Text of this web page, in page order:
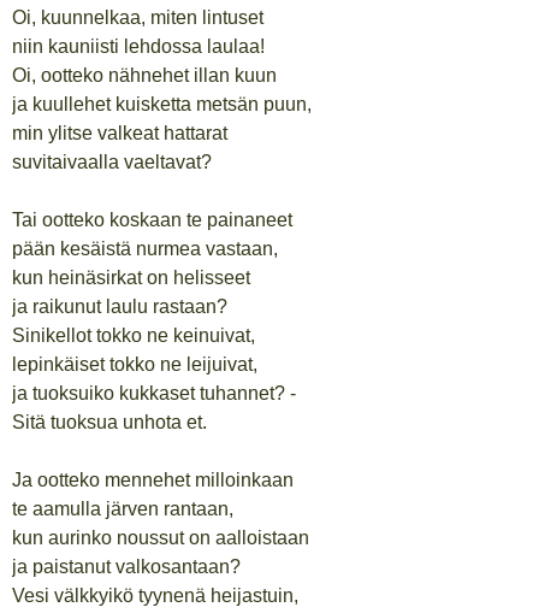
Oi, kuunnelkaa, miten lintuset
niin kauniisti lehdossa laulaa!
Oi, ootteko nähnehet illan kuun
ja kuullehet kuisketta metsän puun,
min ylitse valkeat hattarat
suvitaivaalla vaeltavat?
Tai ootteko koskaan te painaneet
pään kesäistä nurmea vastaan,
kun heinäsirkat on helisseet
ja raikunut laulu rastaan?
Sinikellot tokko ne keinuivat,
lepinkäiset tokko ne leijuivat,
ja tuoksuiko kukkaset tuhannet? -
Sitä tuoksua unhota et.
Ja ootteko mennehet milloinkaan
te aamulla järven rantaan,
kun aurinko noussut on aalloistaan
ja paistanut valkosantaan?
Vesi välkkyikö tyynenä heijastuin,